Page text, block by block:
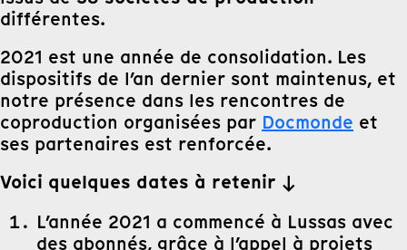
différentes.
2021 est une année de consolidation. Les
dispositifs de l’an dernier sont maintenus, et
notre présence dans les rencontres de
coproduction organisées par Docmonde et
ses partenaires est renforcée.
Voici quelques dates à retenir ↓
L’année 2021 a commencé à Lussas avec
des abonnés, grâce à l’appel à projets